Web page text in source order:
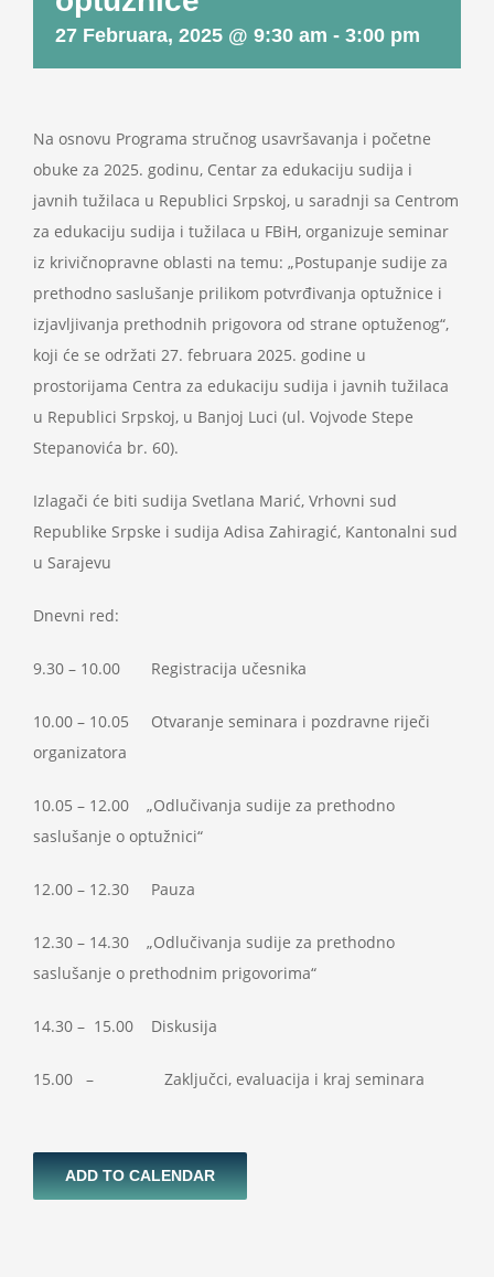
Kontakt
Search
for:
27 Februara, 2025 @ 9:30 am - 3:00 pm
Na osnovu Programa stručnog usavršavanja i početne
obuke za 2025. godinu, Centar za edukaciju sudija i
javnih tužilaca u Republici Srpskoj, u saradnji sa Centrom
za edukaciju sudija i tužilaca u FBiH, organizuje seminar
iz krivičnopravne oblasti na temu: „Postupanje sudije za
prethodno saslušanje prilikom potvrđivanja optužnice i
izjavljivanja prethodnih prigovora od strane optuženog“,
koji će se održati 27. februara 2025. godine u
prostorijama Centra za edukaciju sudija i javnih tužilaca
u Republici Srpskoj, u Banjoj Luci (ul. Vojvode Stepe
Stepanovića br. 60).
Izlagači će biti sudija Svetlana Marić, Vrhovni sud
Republike Srpske i sudija Adisa Zahiragić, Kantonalni sud
u Sarajevu
Dnevni red:
9.30 – 10.00 Registracija učesnika
10.00 – 10.05 Otvaranje seminara i pozdravne riječi
organizatora
10.05 – 12.00 „Odlučivanja sudije za prethodno
saslušanje o optužnici“
12.00 – 12.30 Pauza
12.30 – 14.30 „Odlučivanja sudije za prethodno
saslušanje o prethodnim prigovorima“
14.30 – 15.00 Diskusija
15.00 – Zaključci, evaluacija i kraj seminara
ADD TO CALENDAR